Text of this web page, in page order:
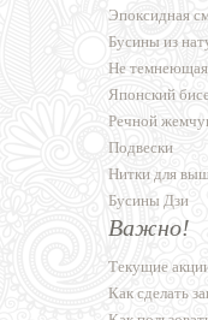
Эпоксидная
Бусины из
Не
Японский
Речной
Подвески
Нитки для
Бусины Дзи
Важно!
Текущие
Как сделать